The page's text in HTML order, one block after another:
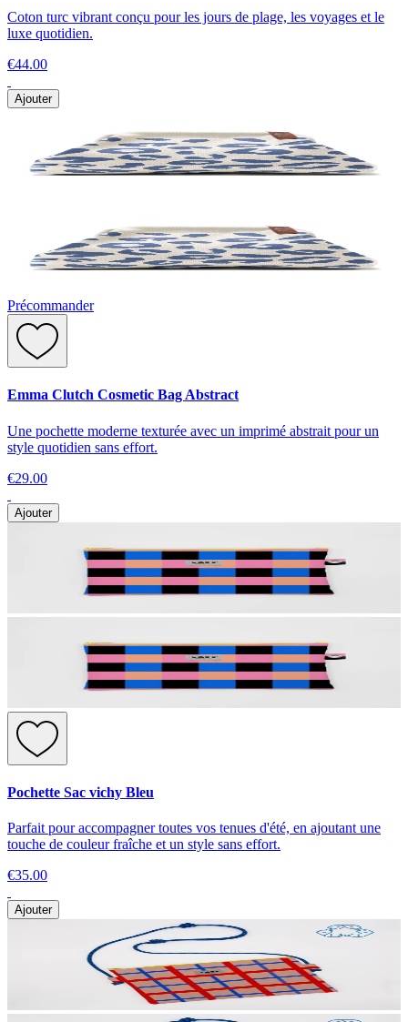
Coton turc vibrant conçu pour les jours de plage, les voyages et le
luxe quotidien.
€44.00
Ajouter
Précommander
Emma Clutch Cosmetic Bag Abstract
Une pochette moderne texturée avec un imprimé abstrait pour un
style quotidien sans effort.
€29.00
Ajouter
Pochette Sac vichy Bleu
Parfait pour accompagner toutes vos tenues d'été, en ajoutant une
touche de couleur fraîche et un style sans effort.
€35.00
Ajouter